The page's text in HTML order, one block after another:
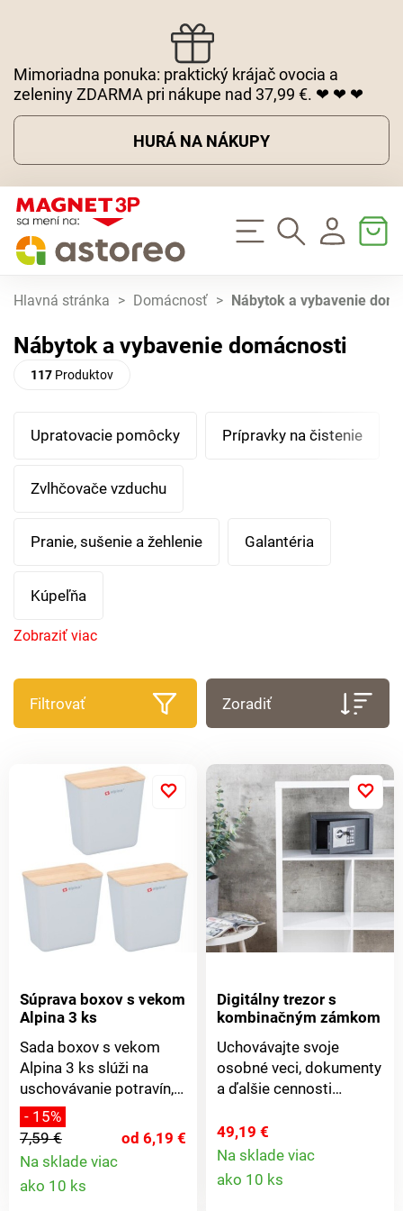
Mimoriadna ponuka: praktický krájač ovocia a
zeleniny ZDARMA pri nákupe nad 37,99 €. ❤ ❤ ❤
HURÁ NA NÁKUPY
Hlavná stránka > Domácnosť > Nábytok a vybavenie
Nábytok a vybavenie domácnosti
117Produktov
Upratovacie pomôcky Prípravky na čistenie
Zvlhčovače vzduchu
Pranie, sušenie a žehlenie Galantéria
Kúpeľňa
Zobraziť viac
Filtrovať Zoradiť
Súprava boxov s vekom
Alpina 3 ks
Sada boxov s vekom
Alpina 3 ks slúži na
uschovávanie potravín,
ale aj rôznych drobností.
Boxy sú vyrobené z
odolného a zdravotne
nezávadného plastu. Sú
opatrené bambusovými
- 15%
7,59 €
od 6,19 €
Na sklade viac
ako 10 ks
Digitálny trezor s
kombinačným zámkom
Uchovávajte svoje
osobné veci, dokumenty
a ďalšie cennosti
bezpečnom trezore s
elektrickým zámkom. Je
vyrobený z pevnej ocele
49,19 €
Na sklade viac
ako 10 ks